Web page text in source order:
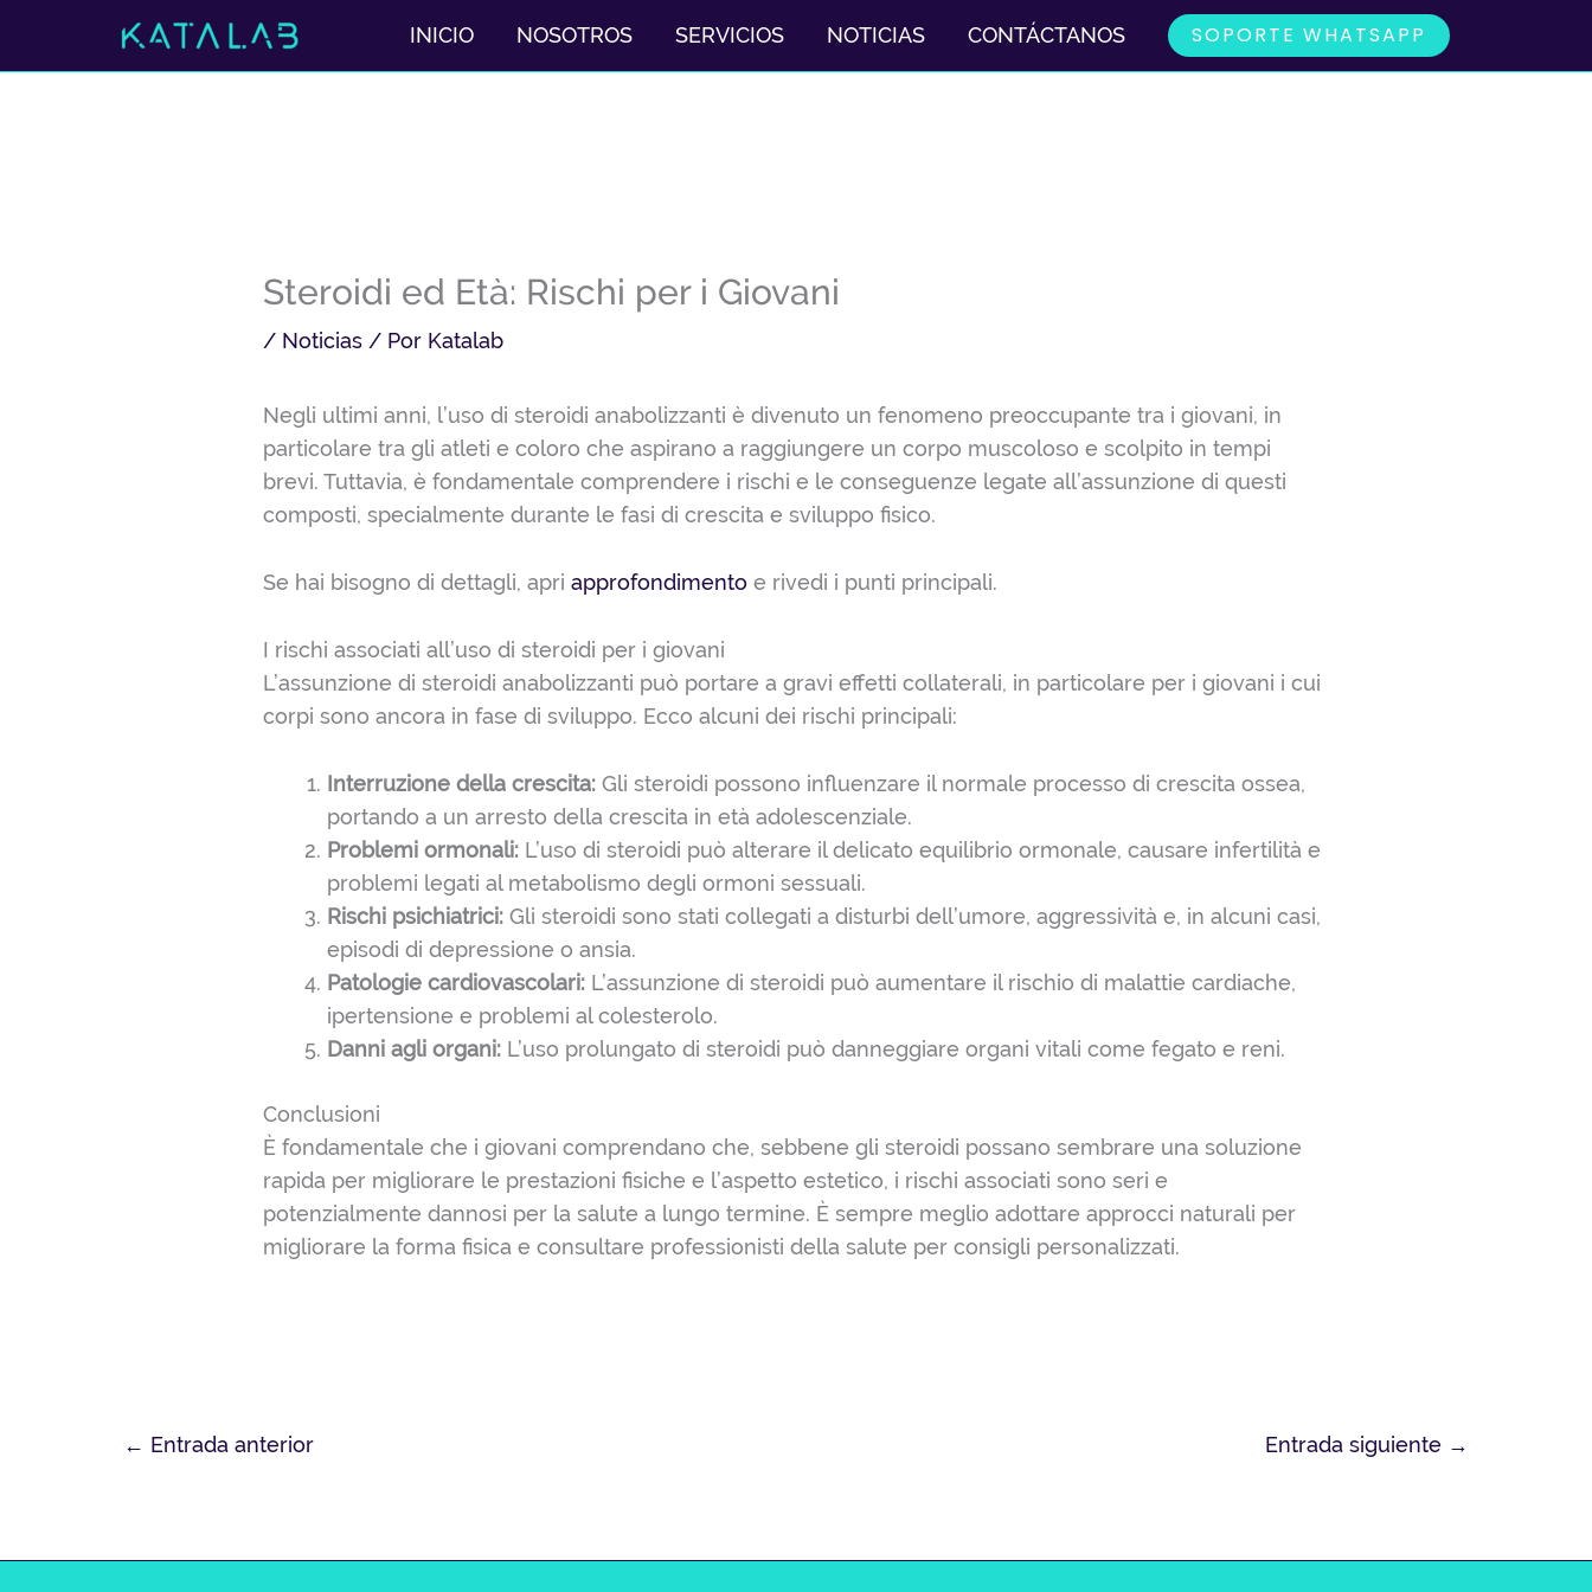
INICIO NOSOTROS SERVICIOS NOTICIAS CONTÁCTANOS SOPORTE WHATSAPP
Steroidi ed Età: Rischi per i Giovani
/ Noticias / Por Katalab
Negli ultimi anni, l’uso di steroidi anabolizzanti è divenuto un fenomeno preoccupante tra i giovani, in
particolare tra gli atleti e coloro che aspirano a raggiungere un corpo muscoloso e scolpito in tempi
brevi. Tuttavia, è fondamentale comprendere i rischi e le conseguenze legate all’assunzione di questi
composti, specialmente durante le fasi di crescita e sviluppo fisico.
Se hai bisogno di dettagli, apriapprofondimento e rivedi i punti principali.
I rischi associati all’uso di steroidi per i giovani
L’assunzione di steroidi anabolizzanti può portare a gravi effetti collaterali, in particolare per i giovani i cui
corpi sono ancora in fase di sviluppo. Ecco alcuni dei rischi principali:
Interruzione della crescita: Gli steroidi possono influenzare il normale processo di crescita ossea,
portando a un arresto della crescita in età adolescenziale.
Problemi ormonali: L’uso di steroidi può alterare il delicato equilibrio ormonale, causare infertilità e
problemi legati al metabolismo degli ormoni sessuali.
Rischi psichiatrici: Gli steroidi sono stati collegati a disturbi dell’umore, aggressività e, in alcuni casi,
episodi di depressione o ansia.
Patologie cardiovascolari: L’assunzione di steroidi può aumentare il rischio di malattie cardiache,
ipertensione e problemi al colesterolo.
Danni agli organi: L’uso prolungato di steroidi può danneggiare organi vitali come fegato e reni.
Conclusioni
È fondamentale che i giovani comprendano che, sebbene gli steroidi possano sembrare una soluzione
rapida per migliorare le prestazioni fisiche e l’aspetto estetico, i rischi associati sono seri e
potenzialmente dannosi per la salute a lungo termine. È sempre meglio adottare approcci naturali per
migliorare la forma fisica e consultare professionisti della salute per consigli personalizzati.
← Entrada anterior Entrada siguiente →